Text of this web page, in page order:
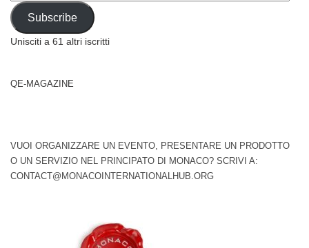
Address
Subscribe
Unisciti a 61 altri iscritti
QE-MAGAZINE
VUOI ORGANIZZARE UN EVENTO, PRESENTARE UN PRODOTTO
O UN SERVIZIO NEL PRINCIPATO DI MONACO? SCRIVI A:
CONTACT@MONACOINTERNATIONALHUB.ORG